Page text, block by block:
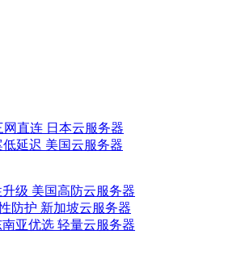
网直连 日本云服务器
延迟 美国云服务器
级 美国高防云服务器
防护 新加坡云服务器
亚优选 轻量云服务器